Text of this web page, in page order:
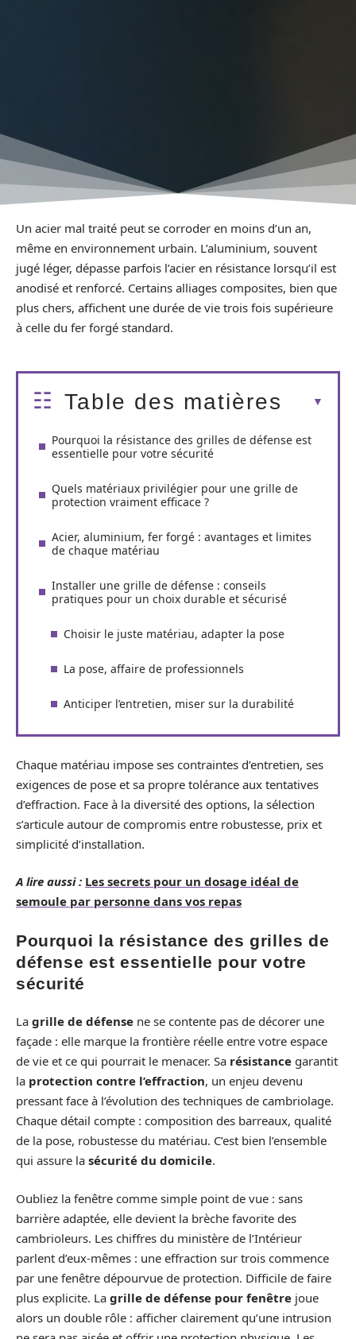
Un acier mal traité peut se corroder en moins d’un an,
même en environnement urbain. L’aluminium, souvent
jugé léger, dépasse parfois l’acier en résistance lorsqu’il est
anodisé et renforcé. Certains alliages composites, bien que
plus chers, affichent une durée de vie trois fois supérieure
à celle du fer forgé standard.
Table des matières
Pourquoi la résistance des grilles de défense est
essentielle pour votre sécurité
Quels matériaux privilégier pour une grille de
protection vraiment efficace ?
Acier, aluminium, fer forgé : avantages et limites
de chaque matériau
Installer une grille de défense : conseils
pratiques pour un choix durable et sécurisé
Choisir le juste matériau, adapter la pose
La pose, affaire de professionnels
Anticiper l’entretien, miser sur la durabilité
Chaque matériau impose ses contraintes d’entretien, ses
exigences de pose et sa propre tolérance aux tentatives
d’effraction. Face à la diversité des options, la sélection
s’articule autour de compromis entre robustesse, prix et
simplicité d’installation.
A lire aussi : Les secrets pour un dosage idéal de
semoule par personne dans vos repas
Pourquoi la résistance des grilles de
défense est essentielle pour votre
sécurité
La grille de défense ne se contente pas de décorer une
façade : elle marque la frontière réelle entre votre espace
de vie et ce qui pourrait le menacer. Sa résistance garantit
la protection contre l’effraction, un enjeu devenu
pressant face à l’évolution des techniques de cambriolage.
Chaque détail compte : composition des barreaux, qualité
de la pose, robustesse du matériau. C’est bien l’ensemble
qui assure la sécurité du domicile.
Oubliez la fenêtre comme simple point de vue : sans
barrière adaptée, elle devient la brèche favorite des
cambrioleurs. Les chiffres du ministère de l’Intérieur
parlent d’eux-mêmes : une effraction sur trois commence
par une fenêtre dépourvue de protection. Difficile de faire
plus explicite. La grille de défense pour fenêtre joue
alors un double rôle : afficher clairement qu’une intrusion